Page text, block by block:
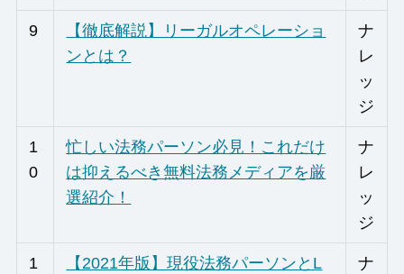
9
【徹底解説】リーガルオペレーショ
ンとは？
ナ
レ
ッ
ジ
1
0
忙しい法務パーソン必見！これだけ
は抑えるべき無料法務メディアを厳
選紹介！
ナ
レ
ッ
ジ
1
【2021年版】現役法務パーソンとL
ナ